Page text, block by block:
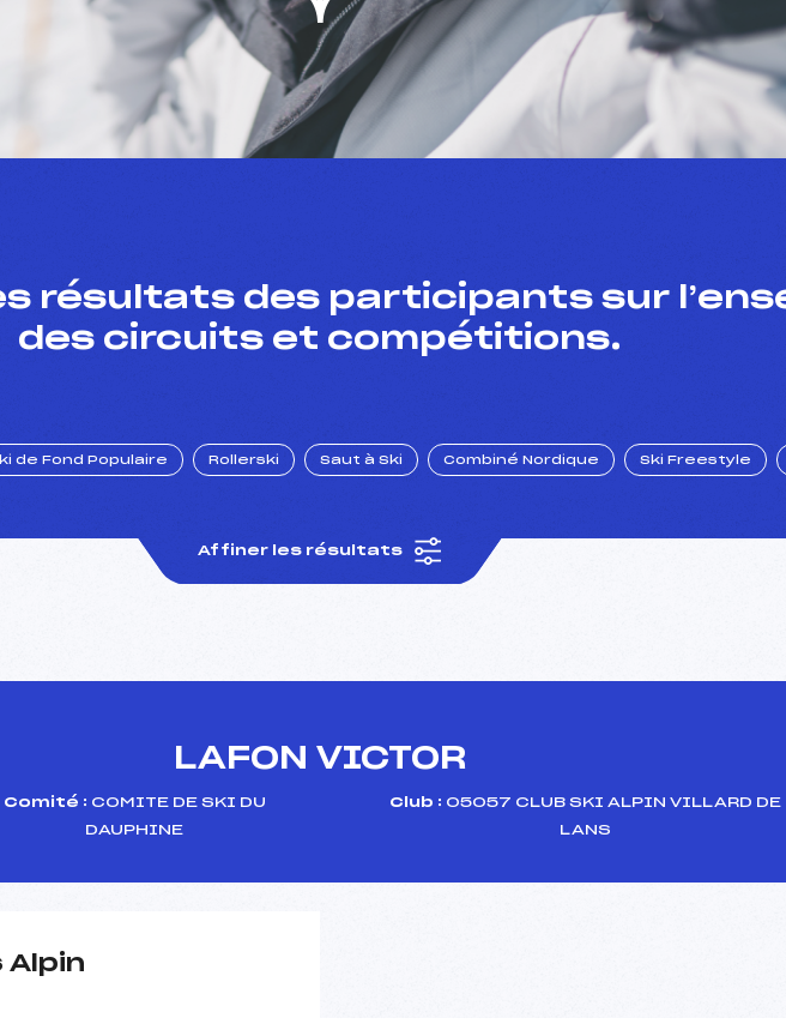
résultats des participants sur
des circuits et compétitions.
de Fond Populaire Rollerski Saut à Ski Combiné Nordique Ski Freestyle
Affiner les résultats
LAFON VICTOR
Comité : COMITE DE SKI DU
DAUPHINE
Club : 05057 CLUB SKI ALPIN VILLARD DE
LANS
Alpin